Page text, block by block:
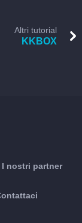
Altri tutorial
KKBOX
I nostri partner